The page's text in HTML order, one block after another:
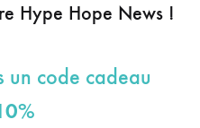
Hype Hope News !
un code cadeau